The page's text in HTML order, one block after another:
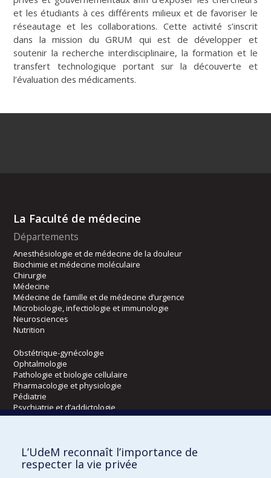
et les étudiants à ces différents milieux et de favoriser le
réseautage et les collaborations. Cette activité s’inscrit
dans la mission du GRUM qui est de développer et
soutenir la recherche interdisciplinaire, la formation et le
transfert technologique portant sur la découverte et
l’évaluation des médicaments.
La Faculté de médecine
Départements
Anesthésiologie et de médecine de la douleur
Biochimie et médecine moléculaire
Chirurgie
Médecine
Médecine de famille et de médecine d’urgence
Microbiologie, infectiologie et immunologie
Neurosciences
Nutrition
Obstétrique-gynécologie
Ophtalmologie
Pathologie et biologie cellulaire
Pharmacologie et physiologie
Pédiatrie
Psychiatrie et d’addictologie
Radiologie, radio-oncologie et médecine nucléaire
Écoles
L’UdeM reconnaît l’importance de
respecter la vie privée